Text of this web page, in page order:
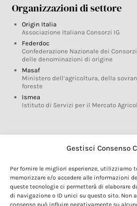
Gestisci Consenso
Per fornire le migliori esperienze, utilizziamo
memorizzare e/o accedere alle informazioni
queste tecnologie ci permetterà di elaborare
di navigazione o ID unici su questo sito. Non
consenso può influire negativamente su
Organizzazioni di settore
Origin Italia
Associazione Italiana Consorzi IG
Federdoc
Confederazione Nazionale dei
delle denominazioni di origine
Masaf
Ministero dell’agricoltura, della
foreste
Ismea
Istituto di Servizi per il Mercato
Glossario DOP IGP
Marchi DOP IGP
Normativa prodotti DOP IGP
Consorzi di Tutela